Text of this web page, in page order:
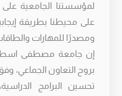
لمؤسستنا الجامعية
على محيطنا بطريقة
ومصدرًا للمهارات
إن جامعة مصطفى
بروح التعاون الجماعي،
تحسين البرامج